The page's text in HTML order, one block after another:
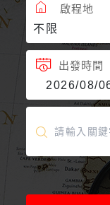
啟程地
出發時間